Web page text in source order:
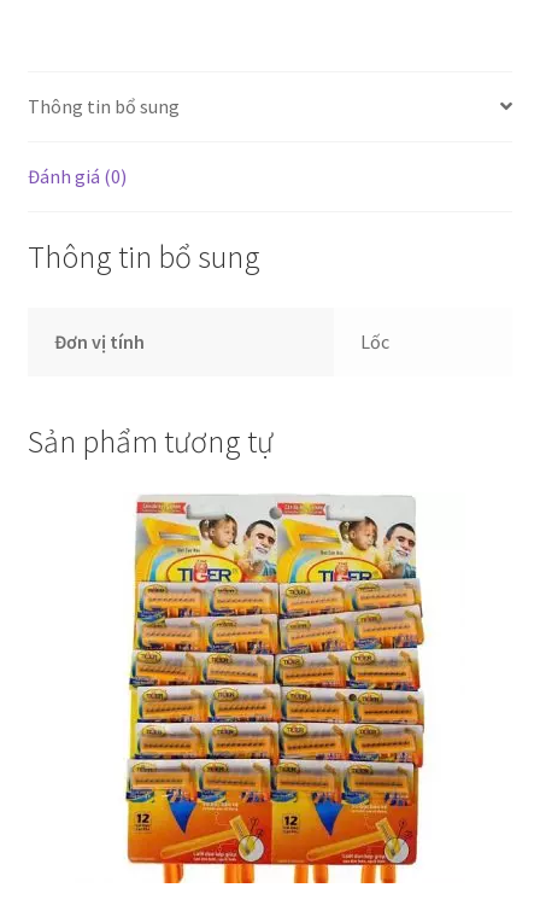
100câyx6.500
GÓI
Thông tin bổ sung
Đánh giá (0)
Thông tin bổ sung
Đơn vị tính Lốc
Sản phẩm tương tự